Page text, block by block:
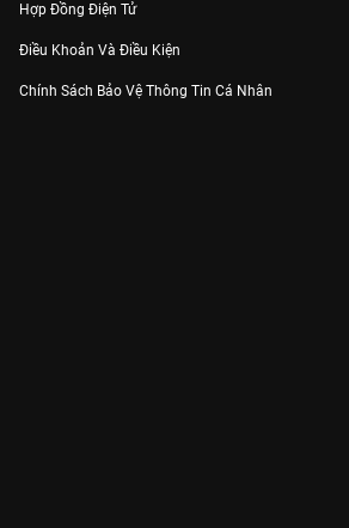
Hợp Đồng Điện Tử
Điều Khoản Và Điều Kiện
Chính Sách Bảo Vệ Thông Tin Cá Nhân